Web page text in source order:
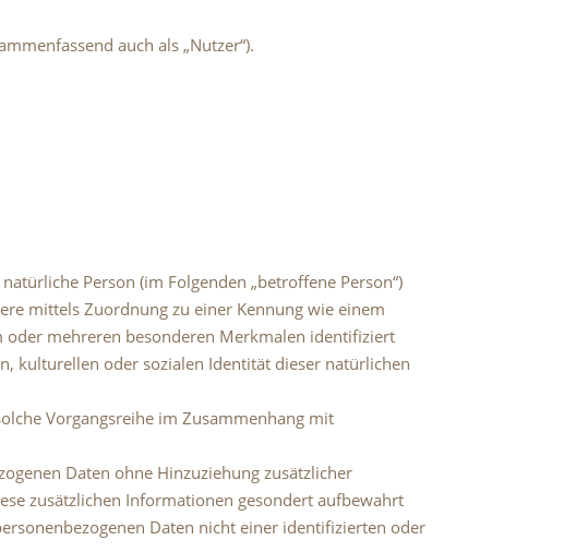
auch als „Nutzer“).
Person (im Folgenden „betroffene Person“)
mittels Zuordnung zu einer Kennung wie einem
oder mehreren besonderen Merkmalen identifiziert
kulturellen oder sozialen Identität dieser natürlichen
Vorgangsreihe im Zusammenhang mit
Daten ohne Hinzuziehung zusätzlicher
zusätzlichen Informationen gesondert aufbewahrt
Daten nicht einer identifizierten oder